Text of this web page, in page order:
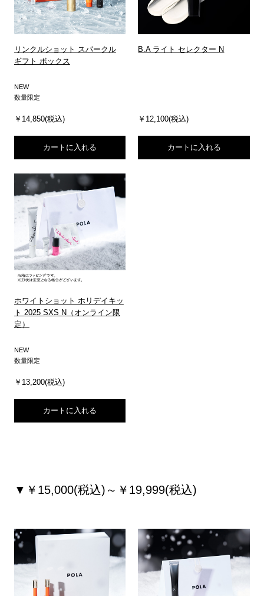
リンクルショット スパークル
ギフト ボックス
NEW
数量限定
￥14,850(税込)
カートに入れる
B.A ライト セレクター N
￥12,100(税込)
カートに入れる
ホワイトショット ホリデイキッ
ト 2025 SXS N（オンライン限
定）
NEW
数量限定
￥13,200(税込)
カートに入れる
▼￥15,000(税込)～￥19,999(税込)